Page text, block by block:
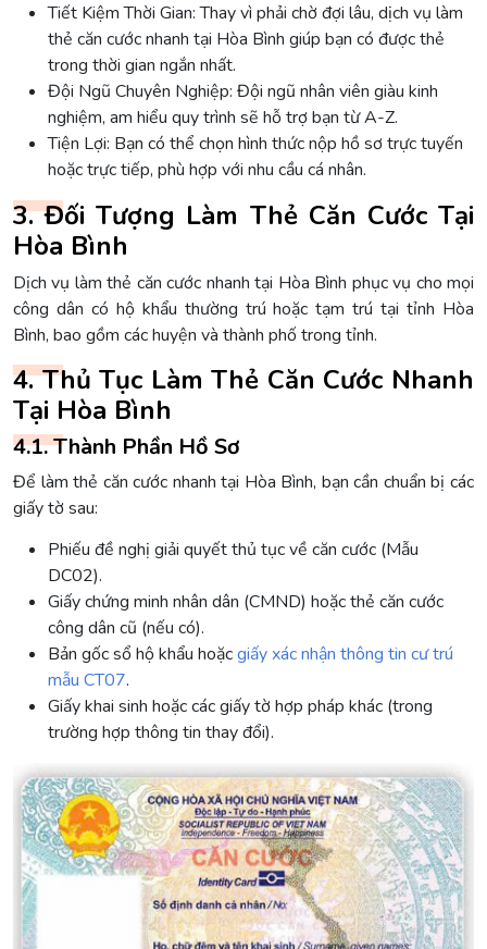
Tiết Kiệm Thời Gian: Thay vì phải chờ đợi lâu, dịch vụ làm
thẻ căn cước nhanh tại Hòa Bình giúp bạn có được thẻ
trong thời gian ngắn nhất.
Đội Ngũ Chuyên Nghiệp: Đội ngũ nhân viên giàu kinh
nghiệm, am hiểu quy trình sẽ hỗ trợ bạn từ A-Z.
Tiện Lợi: Bạn có thể chọn hình thức nộp hồ sơ trực tuyến
hoặc trực tiếp, phù hợp với nhu cầu cá nhân.
3. Đối Tượng Làm Thẻ Căn Cước Tại
Hòa Bình
Dịch vụ làm thẻ căn cước nhanh tại Hòa Bình phục vụ cho mọi
công dân có hộ khẩu thường trú hoặc tạm trú tại tỉnh Hòa
Bình, bao gồm các huyện và thành phố trong tỉnh.
4. Thủ Tục Làm Thẻ Căn Cước Nhanh
Tại Hòa Bình
4.1. Thành Phần Hồ Sơ
Để làm thẻ căn cước nhanh tại Hòa Bình, bạn cần chuẩn bị các
giấy tờ sau:
Phiếu đề nghị giải quyết thủ tục về căn cước (Mẫu
DC02).
Giấy chứng minh nhân dân (CMND) hoặc thẻ căn cước
công dân cũ (nếu có).
Bản gốc sổ hộ khẩu hoặcgiấy xác nhận thông tin cư trú
mẫu CT07.
Giấy khai sinh hoặc các giấy tờ hợp pháp khác (trong
trường hợp thông tin thay đổi).